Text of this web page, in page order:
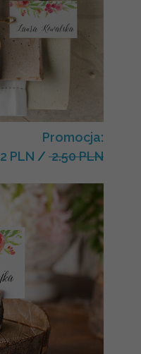
Promocja:
2 PLN / 2.50 PLN